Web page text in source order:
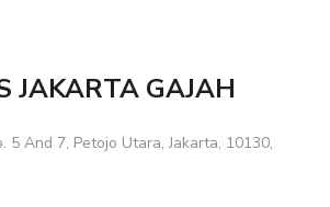
JAKARTA GAJAH
5 And 7, Petojo Utara, Jakarta, 10130,